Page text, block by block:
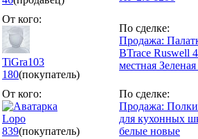
От кого:
TiGra103
180(покупатель)
По сделке:
Продажа:
BTrace Ruswell
местная
От кого:
Lopo
839(покупатель)
По сделке:
Продажа:
для кухонных
белые новые